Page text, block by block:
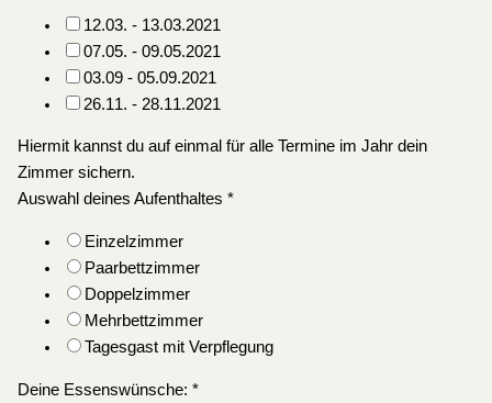
12.03. - 13.03.2021
07.05. - 09.05.2021
03.09 - 05.09.2021
26.11. - 28.11.2021
Hiermit kannst du auf einmal für alle Termine im Jahr dein
Zimmer sichern.
Auswahl deines Aufenthaltes *
Einzelzimmer
Paarbettzimmer
Doppelzimmer
Mehrbettzimmer
Tagesgast mit Verpflegung
Deine Essenswünsche: *